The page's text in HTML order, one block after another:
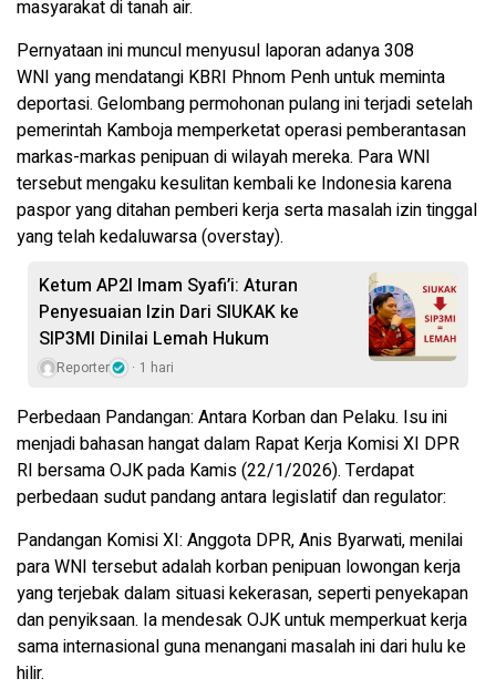
masyarakat di tanah air.
Pernyataan ini muncul menyusul laporan adanya 308
WNI yang mendatangi KBRI Phnom Penh untuk meminta
deportasi. Gelombang permohonan pulang ini terjadi setelah
pemerintah Kamboja memperketat operasi pemberantasan
markas-markas penipuan di wilayah mereka. Para WNI
tersebut mengaku kesulitan kembali ke Indonesia karena
paspor yang ditahan pemberi kerja serta masalah izin tinggal
yang telah kedaluwarsa (overstay).
Ketum AP2I Imam Syafi’i: Aturan
Penyesuaian Izin Dari SIUKAK ke
SIP3MI Dinilai Lemah Hukum
Reporter 1 hari
Perbedaan Pandangan: Antara Korban dan Pelaku. Isu ini
menjadi bahasan hangat dalam Rapat Kerja Komisi XI DPR
RI bersama OJK pada Kamis (22/1/2026). Terdapat
perbedaan sudut pandang antara legislatif dan regulator:
Pandangan Komisi XI: Anggota DPR, Anis Byarwati, menilai
para WNI tersebut adalah korban penipuan lowongan kerja
yang terjebak dalam situasi kekerasan, seperti penyekapan
dan penyiksaan. Ia mendesak OJK untuk memperkuat kerja
sama internasional guna menangani masalah ini dari hulu ke
hilir.